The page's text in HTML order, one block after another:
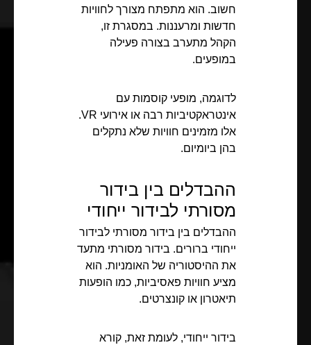
חשוב. הוא מתפתח מצורך לחוויות
חדשות ומרעננות. במסגרת זו,
הקהל מתערב בצורה פעילה
במופעים.
לדוגמה, מופעי קוסמות עם
אינטראקטיביות רבה או אירועי VR.
אלו מזמינים חוויות שלא נתקלים
בהן ביומיום.
ההבדלים בין בידור
מסורתי לבידור ייחודי
ההבדלים בין בידור מסורתי לבידור
ייחודי ברורים. בידור מסורתי מתעד
את ההיסטוריה של האומניות. הוא
מציע חוויות פאסיביות, כמו הופעות
תיאטרון או קונצרטים.
בידור ייחודי, לעומת זאת, קורא